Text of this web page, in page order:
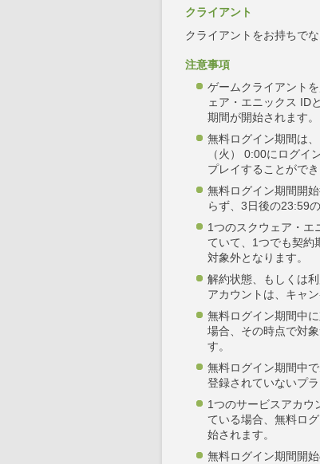
クライアント
クライアントをお持ちで
注意事項
ゲームクライアント
ェア・エニックス ID
期間が開始されます。
無料ログイン期間は
（火） 0:00にログイ
プレイすることができ
無料ログイン期間開
らず、3日後の23:59
1つのスクウェア・エ
ていて、1つでも契約
対象外となります。
解約状態、もしくは
アカウントは、キャ
無料ログイン期間中
場合、その時点で対
す。
無料ログイン期間中
登録されていないプ
1つのサービスアカウ
ている場合、無料ロ
始されます。
無料ログイン期間開